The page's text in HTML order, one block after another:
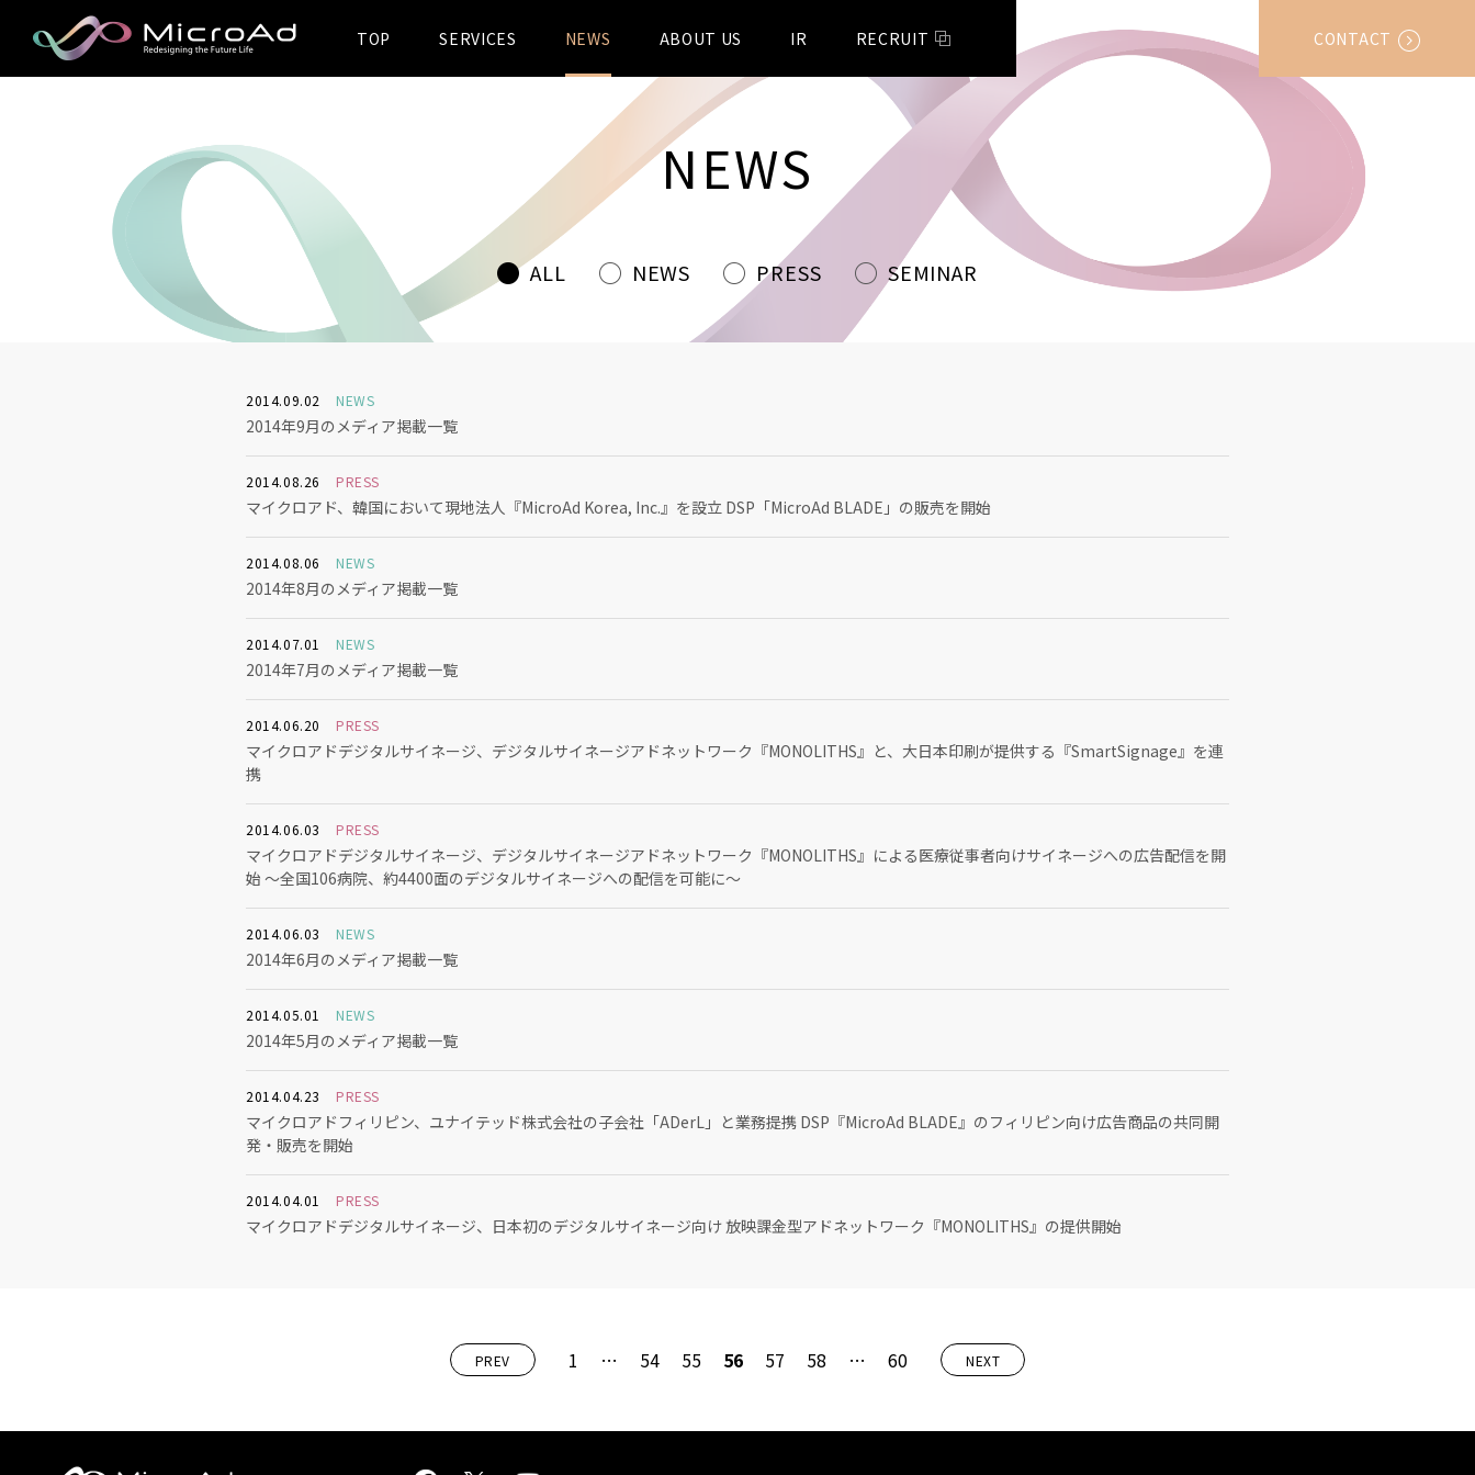
MicroAd -
the Future Life
TOP SERVICES NEWS ABOUT US IR RECRUIT CONTACT
NEWS
ALL NEWS PRESS SEMINAR
2014.09.02 NEWS
2014年9月のメディア掲載一覧
2014.08.26 PRESS
マイクロアド、韓国において現地法人『MicroAd Korea, Inc.』を設立 DSP「MicroAd BLADE」の販売を開始
2014.08.06 NEWS
2014年8月のメディア掲載一覧
2014.07.01 NEWS
2014年7月のメディア掲載一覧
2014.06.20 PRESS
マイクロアドデジタルサイネージ、デジタルサイネージアドネットワーク『MONOLITHS』と、大日本印刷が提供する『SmartSignage』を連
携
2014.06.03 PRESS
マイクロアドデジタルサイネージ、デジタルサイネージアドネットワーク『MONOLITHS』による医療従事者向けサイネージへの広告配信を開
始 ～全国106病院、約4400面のデジタルサイネージへの配信を可能に～
2014.06.03 NEWS
2014年6月のメディア掲載一覧
2014.05.01 NEWS
2014年5月のメディア掲載一覧
2014.04.23 PRESS
マイクロアドフィリピン、ユナイテッド株式会社の子会社「ADerL」と業務提携 DSP『MicroAd BLADE』のフィリピン向け広告商品の共同開
発・販売を開始
2014.04.01 PRESS
マイクロアドデジタルサイネージ、日本初のデジタルサイネージ向け 放映課金型アドネットワーク『MONOLITHS』の提供開始
PREV 1 … 54 55 56 57 58 … 60 NEXT